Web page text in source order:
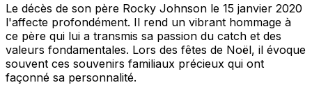
Le décès de son père Rocky Johnson le 15 janvier 2020
l'affecte profondément. Il rend un vibrant hommage à
ce père qui lui a transmis sa passion du catch et des
valeurs fondamentales. Lors des fêtes de Noël, il évoque
souvent ces souvenirs familiaux précieux qui ont
façonné sa personnalité.